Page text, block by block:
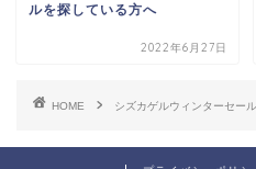
ルを探している方へ
2022年6月27日
HOME シズカゲルウィンターセール